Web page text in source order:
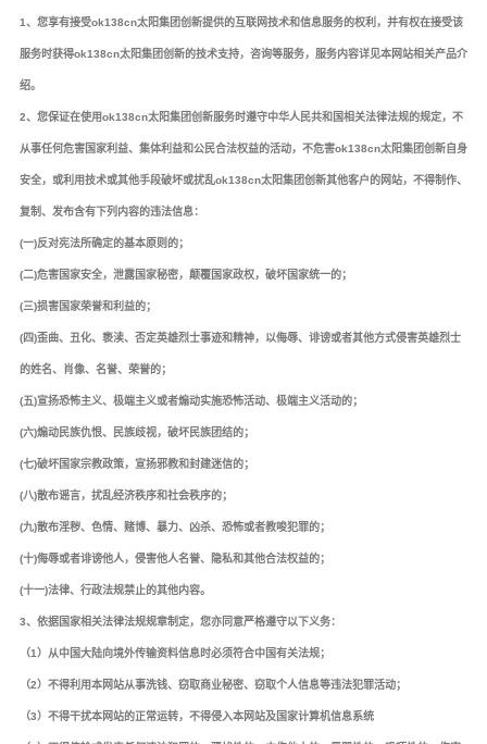
1、您享有接受ok138cn太阳集团创新提供的互联网技术和信息服务的权利，并有权在接受该
服务时获得ok138cn太阳集团创新的技术支持，咨询等服务，服务内容详见本网站相关产品介
绍。
2、您保证在使用ok138cn太阳集团创新服务时遵守中华人民共和国相关法律法规的规定，不
从事任何危害国家利益、集体利益和公民合法权益的活动，不危害ok138cn太阳集团创新自身
安全，或利用技术或其他手段破坏或扰乱ok138cn太阳集团创新其他客户的网站，不得制作、
复制、发布含有下列内容的违法信息：
(一)反对宪法所确定的基本原则的；
(二)危害国家安全，泄露国家秘密，颠覆国家政权，破坏国家统一的；
(三)损害国家荣誉和利益的；
(四)歪曲、丑化、亵渎、否定英雄烈士事迹和精神，以侮辱、诽谤或者其他方式侵害英雄烈士
的姓名、肖像、名誉、荣誉的；
(五)宣扬恐怖主义、极端主义或者煽动实施恐怖活动、极端主义活动的；
(六)煽动民族仇恨、民族歧视，破坏民族团结的；
(七)破坏国家宗教政策，宣扬邪教和封建迷信的；
(八)散布谣言，扰乱经济秩序和社会秩序的；
(九)散布淫秽、色情、赌博、暴力、凶杀、恐怖或者教唆犯罪的；
(十)侮辱或者诽谤他人，侵害他人名誉、隐私和其他合法权益的；
(十一)法律、行政法规禁止的其他内容。
3、依据国家相关法律法规规章制定，您亦同意严格遵守以下义务：
（1）从中国大陆向境外传输资料信息时必须符合中国有关法规；
（2）不得利用本网站从事洗钱、窃取商业秘密、窃取个人信息等违法犯罪活动；
（3）不得干扰本网站的正常运转，不得侵入本网站及国家计算机信息系统